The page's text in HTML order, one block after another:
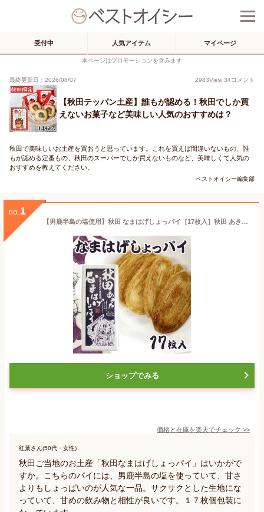
受付中 人気アイテム マイページ
本ページはプロモーションを含みます
最終更新日：2026/08/07 2983View 34コメント
【秋田テッパン土産】誰もが認める！秋田でしか買
えないお菓子など美味しい人気のおすすめは？
秋田で美味しいお土産を買おうと思っています。これを買えば間違いないもの、誰
もが認める定番もの、秋田のスーパーでしか買えないものなど、美味しくて人気の
おすすめを教えてください。
ベストオイシー編集部
no. 1
【男鹿半島の塩使用】秋田 なまはげしょっパイ［17枚入］秋田 あきた アキタ パイ 洋菓子 お菓子 お土産 おみやげ ご当地 限定 逸品 銘品 銘産 名物 銘菓 箱菓子
ショップでみる
価格と在庫を楽天でチェック >>
紅葉さん(50代・女性)
秋田ご当地のお土産「秋田なまはげしょっパイ」はいかがで
すか。こちらのパイには、男鹿半島の塩を使っていて、甘さ
よりもしょっぱいのが人気な一品。サクサクとした生地にな
っていて、甘めの飲み物と相性が良いです。１７枚個包装に